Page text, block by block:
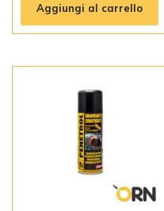
Aggiungi al carrello